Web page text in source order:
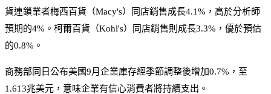
貨連鎖業者梅西百貨（Macy's）同店銷售成長4.1%，高於分析師
預期的4%。柯爾百貨（Kohl's）同店銷售則成長3.3%，優於預估
的0.8%。
商務部同日公布美國9月企業庫存經季節調整後增加0.7%，至
1.613兆美元，意味企業有信心消費者將持續支出。